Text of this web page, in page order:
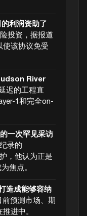
利润资助了
投资，据报道
使该协议免受
River
迟的工程直
1和完全on-
一次罕见采访
录的
，他认为正是
焦点。
造成能够容纳
前预测市场、期
进中。